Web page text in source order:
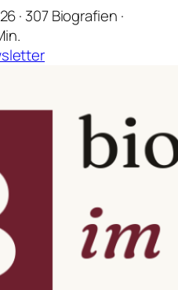
· 307 Biografien ·